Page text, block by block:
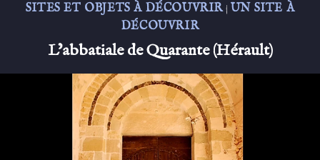
SITES ET OBJETS À DÉCOUVRIR| UN SITE À
DÉCOUVRIR
L’abbatiale de Quarante (Hérault)